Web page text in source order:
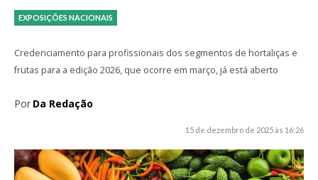
EXPOSIÇÕES NACIONAIS
Credenciamento para profissionais dos segmentos de hortaliças e
frutas para a edição 2026, que ocorre em março, já está aberto
Por Da Redação
15 de dezembro de 2025 às 16:26